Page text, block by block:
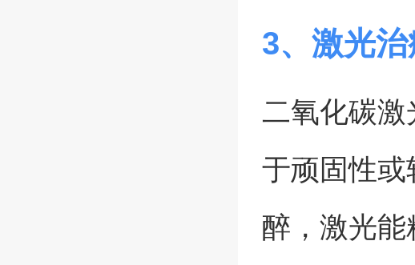
3、激光治
二氧化碳激
于顽固性
醉，激光